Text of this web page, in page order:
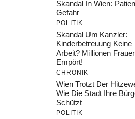
Skandal In Wien:
Gefahr
POLITIK
Skandal Um Kanzler:
Kinderbetreuung Keine
Arbeit? Millionen
Empört!
CHRONIK
Wien Trotzt Der
Wie Die Stadt Ihre
Schützt
POLITIK